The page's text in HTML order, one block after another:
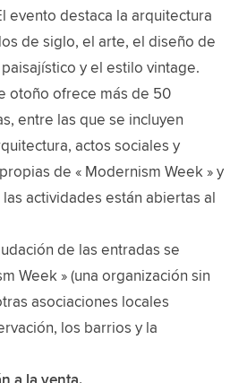
evento destaca la arquitectura
de siglo, el arte, el diseño de
y el estilo vintage.
otoño ofrece más de 50
entre las que se incluyen
actos sociales y
de « Modernism Week » y
actividades están abiertas al
de las entradas se
Week » (una organización sin
asociaciones locales
los barrios y la